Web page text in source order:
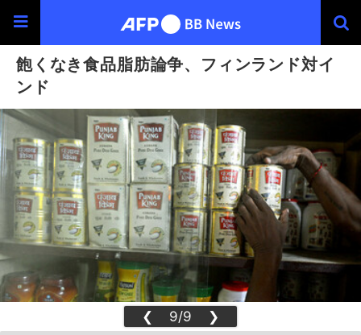
飽くなき食品脂肪論争、フィンランド対イ
ンド
❮ 9/9 ❯